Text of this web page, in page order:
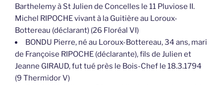
Barthelemy à St Julien de Concelles le 11 Pluviose II.
Michel RIPOCHE vivant à la Guitière au Loroux-
Bottereau (déclarant) (26 Floréal VI)
BONDU Pierre, né au Loroux-Bottereau, 34 ans, mari
de Françoise RIPOCHE (déclarante), fils de Julien et
Jeanne GIRAUD, fut tué près le Bois-Chef le 18.3.1794
(9 Thermidor V)